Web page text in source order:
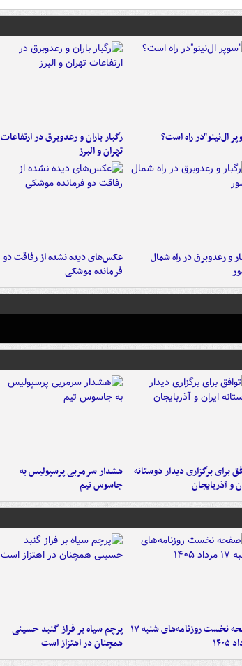
ال‌نینو"در راه است؟
رگبار باران و رعدوبرق در ارتفاعات
تهران و البرز
و رعدوبرق در راه شمال
عکس‌های دیده نشده از رفاقت دو
فرمانده‌ موشکی
برای برگزاری دیدار دوستانه
و آذربایجان
هشدار سرمربی پرسپولیس به
جاسوس تیم
صفحه نخست روزنامه‌های شنبه ۱۷ پرچم سیاه بر فراز گنبد حسینی
همچنان در اهتزاز است